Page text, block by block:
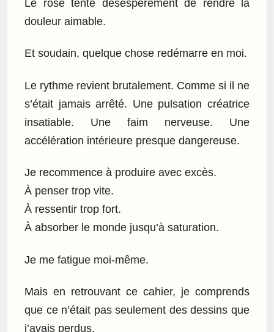
Le rose tente désespérément de rendre la
douleur aimable.
Et soudain, quelque chose redémarre en moi.
Le rythme revient brutalement. Comme si il ne
s’était jamais arrêté. Une pulsation créatrice
insatiable. Une faim nerveuse. Une
accélération intérieure presque dangereuse.
Je recommence à produire avec excès.
À penser trop vite.
À ressentir trop fort.
À absorber le monde jusqu’à saturation.
Je me fatigue moi-même.
Mais en retrouvant ce cahier, je comprends
que ce n’était pas seulement des dessins que
j’avais perdus.